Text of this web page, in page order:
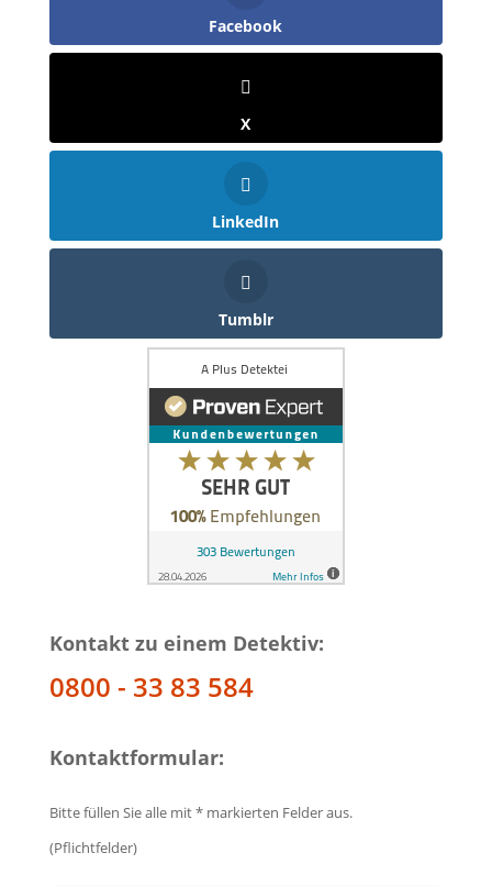
Facebook
X
LinkedIn
Tumblr
Kontakt zu einem Detektiv:
0800 - 33 83 584
Kontaktformular:
Bitte füllen Sie alle mit * markierten Felder aus.
(Pflichtfelder)